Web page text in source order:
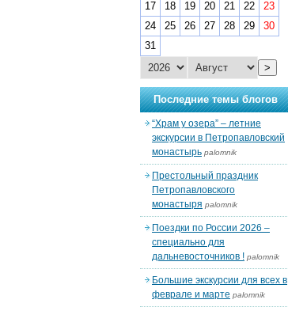
17
18 19 20 21 22
23
24
25 26 27 28 29
30
31
>
Последние темы блогов
“Храм у озера” – летние
экскурсии в Петропавловский
монастырь palomnik
Престольный праздник
Петропавловского
монастыря palomnik
Поездки по России 2026 –
специально для
дальневосточников ! palomnik
Большие экскурсии для всех в
феврале и марте palomnik